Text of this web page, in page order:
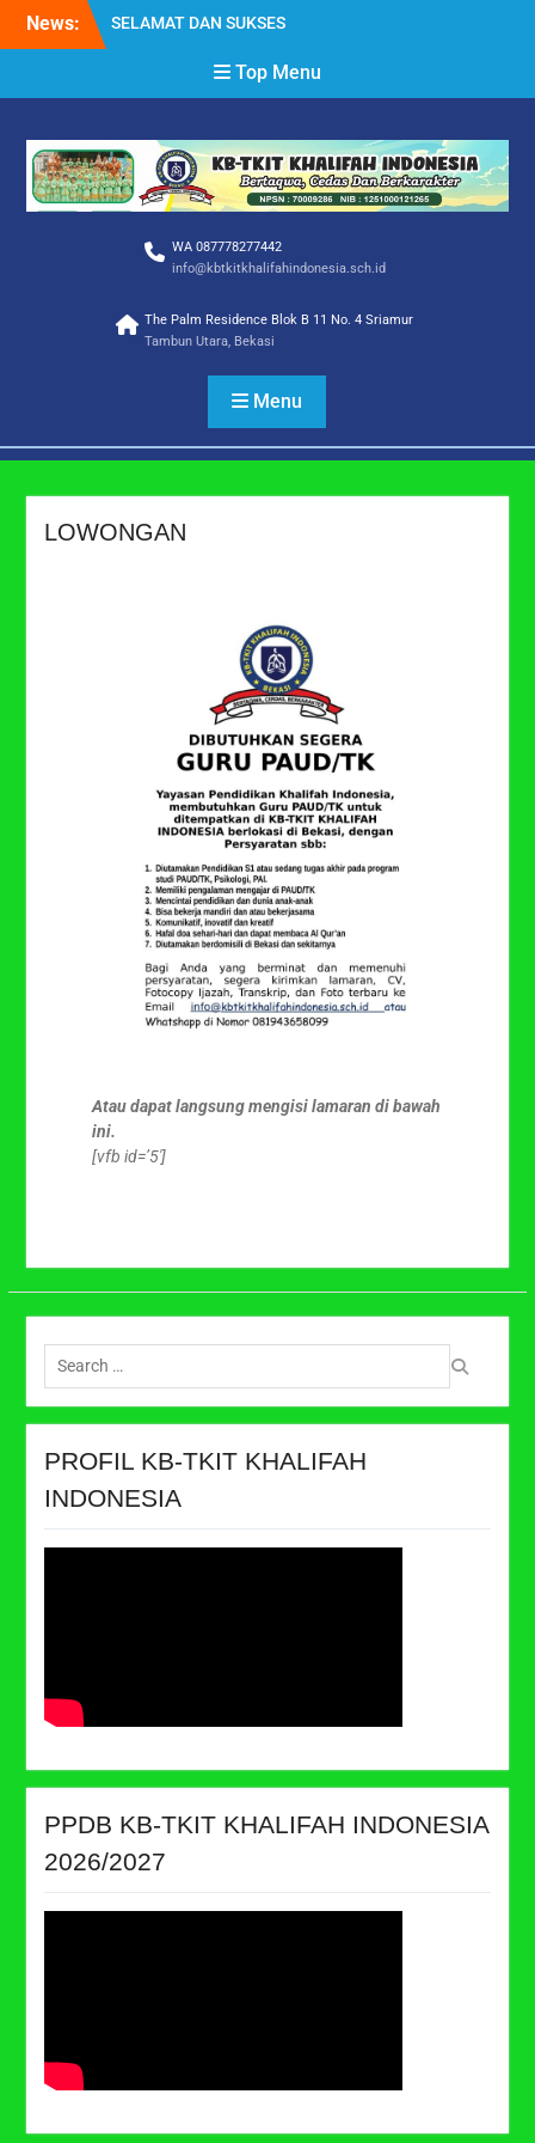
News:
SISWA/I TKIT KHALIFAH
Selamat Tahun Baru Islam
Adha 1447 H
Top Menu
WA 087778277442
info@kbtkitkhalifahindonesia.sch.id
The Palm Residence Blok B 11 No. 4 Sriamur
Tambun Utara, Bekasi
Menu
LOWONGAN
Atau dapat langsung mengisi lamaran di bawah
ini.
[vfb id=’5′]
Search
for:
PROFIL KB-TKIT KHALIFAH
INDONESIA
PPDB KB-TKIT KHALIFAH INDONESIA
2026/2027